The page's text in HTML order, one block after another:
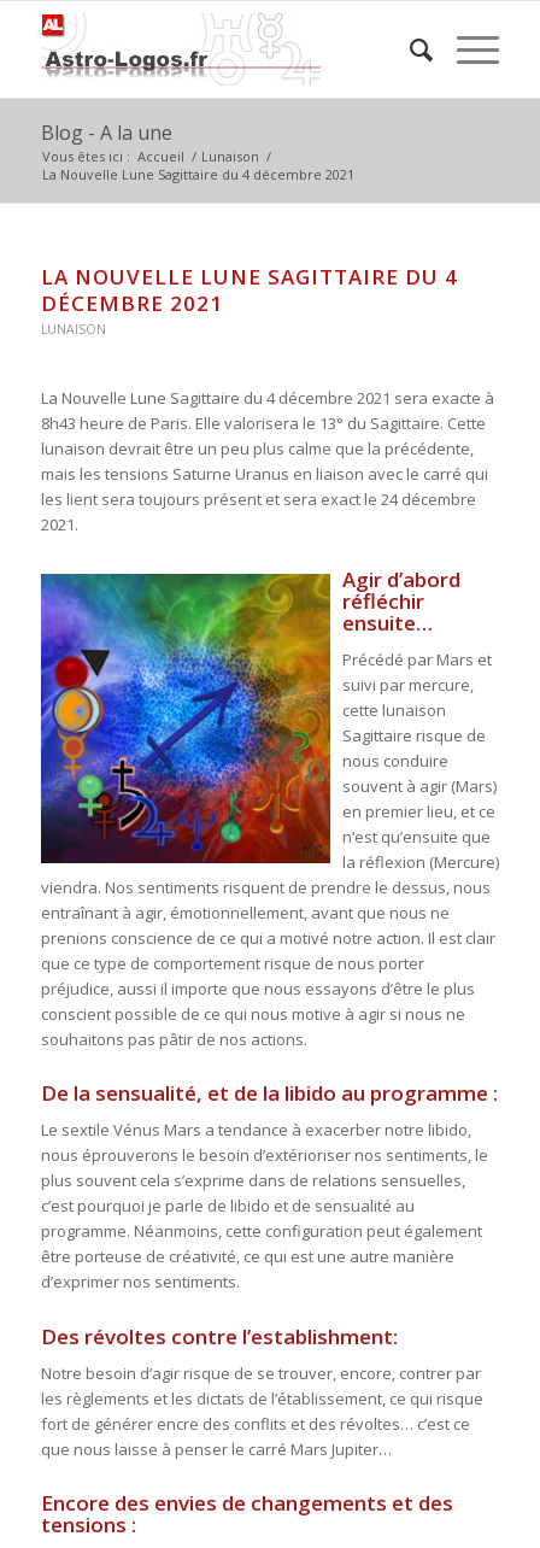
Blog - A la une
Vous êtes ici : Accueil / Lunaison /
La Nouvelle Lune Sagittaire du 4 décembre 2021
LA NOUVELLE LUNE SAGITTAIRE DU 4
DÉCEMBRE 2021
LUNAISON
La Nouvelle Lune Sagittaire du 4 décembre 2021 sera exacte à
8h43 heure de Paris. Elle valorisera le 13° du Sagittaire. Cette
lunaison devrait être un peu plus calme que la précédente,
mais les tensions Saturne Uranus en liaison avec le carré qui
les lient sera toujours présent et sera exact le 24 décembre
2021.
Agir d’abord
réfléchir
ensuite…
Précédé par Mars et
suivi par mercure,
cette lunaison
Sagittaire risque de
nous conduire
souvent à agir (Mars)
en premier lieu, et ce
n’est qu’ensuite que
la réflexion (Mercure)
viendra. Nos sentiments risquent de prendre le dessus, nous
entraînant à agir, émotionnellement, avant que nous ne
prenions conscience de ce qui a motivé notre action. Il est clair
que ce type de comportement risque de nous porter
préjudice, aussi il importe que nous essayons d’être le plus
conscient possible de ce qui nous motive à agir si nous ne
souhaitons pas pâtir de nos actions.
De la sensualité, et de la libido au programme :
Le sextile Vénus Mars a tendance à exacerber notre libido,
nous éprouverons le besoin d’extérioriser nos sentiments, le
plus souvent cela s’exprime dans de relations sensuelles,
c’est pourquoi je parle de libido et de sensualité au
programme. Néanmoins, cette configuration peut également
être porteuse de créativité, ce qui est une autre manière
d’exprimer nos sentiments.
Des révoltes contre l’establishment:
Notre besoin d’agir risque de se trouver, encore, contrer par
les règlements et les dictats de l’établissement, ce qui risque
fort de générer encre des conflits et des révoltes… c’est ce
que nous laisse à penser le carré Mars Jupiter…
Encore des envies de changements et des
tensions :